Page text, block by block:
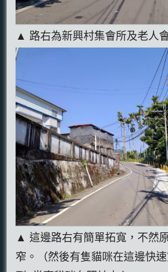
▲ 路右為新興村集會所及老人
▲ 這邊路右有簡單拓寬，不然
窄。（然後有隻貓咪在這邊快